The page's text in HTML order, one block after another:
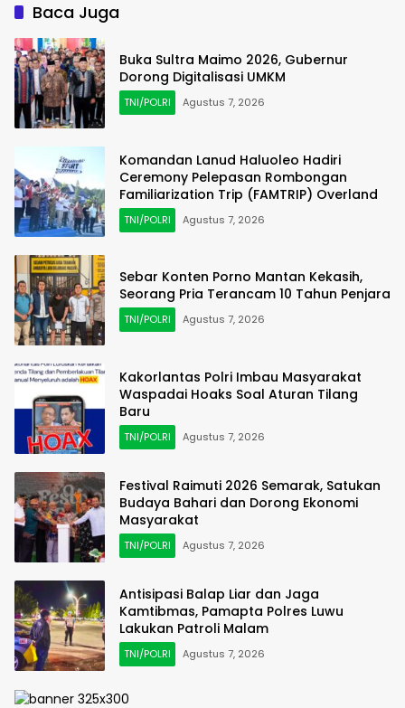
Baca Juga
Buka Sultra Maimo 2026, Gubernur
Dorong Digitalisasi UMKM
TNI/POLRI Agustus 7, 2026
Komandan Lanud Haluoleo Hadiri
Ceremony Pelepasan Rombongan
Familiarization Trip (FAMTRIP) Overland
TNI/POLRI Agustus 7, 2026
Sebar Konten Porno Mantan Kekasih,
Seorang Pria Terancam 10 Tahun Penjara
TNI/POLRI Agustus 7, 2026
Kakorlantas Polri Imbau Masyarakat
Waspadai Hoaks Soal Aturan Tilang
Baru
TNI/POLRI Agustus 7, 2026
Festival Raimuti 2026 Semarak, Satukan
Budaya Bahari dan Dorong Ekonomi
Masyarakat
TNI/POLRI Agustus 7, 2026
Antisipasi Balap Liar dan Jaga
Kamtibmas, Pamapta Polres Luwu
Lakukan Patroli Malam
TNI/POLRI Agustus 7, 2026